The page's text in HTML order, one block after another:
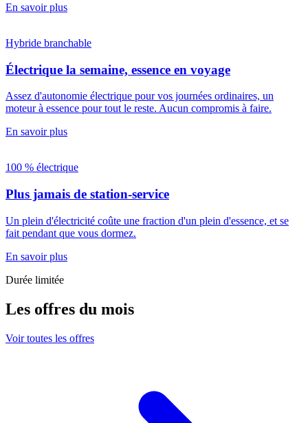
En savoir plus
Hybride branchable
Électrique la semaine, essence en voyage
Assez d'autonomie électrique pour vos journées ordinaires, un
moteur à essence pour tout le reste. Aucun compromis à faire.
En savoir plus
100 % électrique
Plus jamais de station-service
Un plein d'électricité coûte une fraction d'un plein d'essence, et se
fait pendant que vous dormez.
En savoir plus
Durée limitée
Les offres du mois
Voir toutes les offres